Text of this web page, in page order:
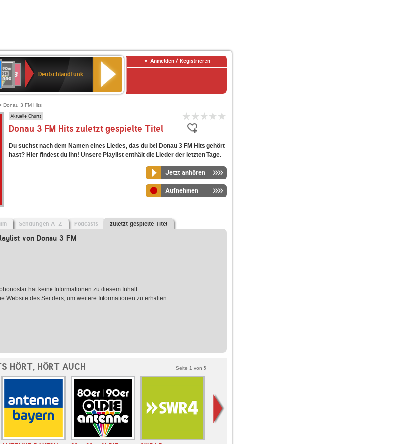
SWR3
Deutschlandfunk
Anmelden / Registrieren
Donau 3 FM Hits
Aktuelle Charts
Donau 3 FM Hits zuletzt gespielte Titel
Du suchst nach dem Namen eines Liedes, das du bei Donau 3 FM Hits gehört
hast? Hier findest du ihn! Unsere Playlist enthält die Lieder der letzten Tage.
Jetzt anhören
Aufnehmen
Sendungen A-Z Podcasts zuletzt gespielte Titel
von Donau 3 FM
phonostar hat keine Informationen zu diesem Inhalt.
Website des Senders, um weitere Informationen zu erhalten.
HÖRT, HÖRT AUCH Seite 1 von 5